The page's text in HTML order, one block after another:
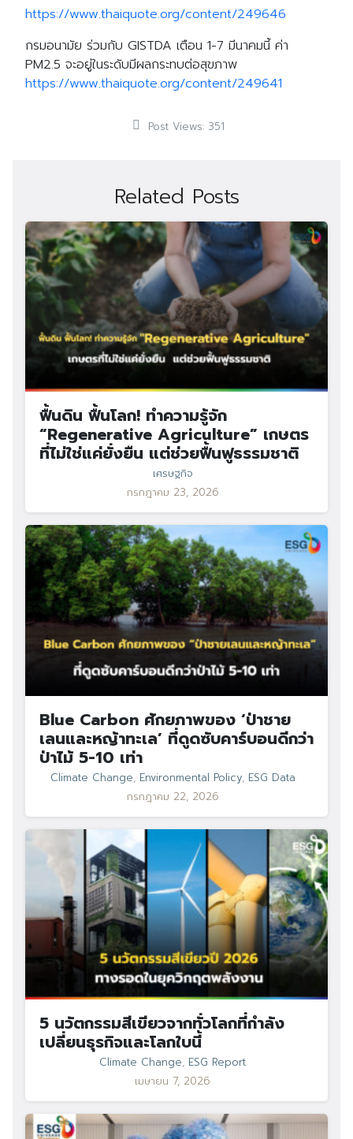
https://www.thaiquote.org/content/249646
กรมอนามัย ร่วมกับ GISTDA เตือน 1-7 มีนาคมนี้ ค่า
PM2.5 จะอยู่ในระดับมีผลกระทบต่อสุขภาพ
https://www.thaiquote.org/content/249641
Post Views: 351
Related Posts
ฟื้นดิน ฟื้นโลก! ทำความรู้จัก
“Regenerative Agriculture” เกษตร
ที่ไม่ใช่แค่ยั่งยืน แต่ช่วยฟื้นฟูธรรมชาติ
เศรษฐกิจ
กรกฎาคม 23, 2026
Blue Carbon ศักยภาพของ ‘ป่าชาย
เลนและหญ้าทะเล’ ที่ดูดซับคาร์บอนดีกว่า
ป่าไม้ 5-10 เท่า
Climate Change, Environmental Policy, ESG Data
กรกฎาคม 22, 2026
5 นวัตกรรมสีเขียวจากทั่วโลกที่กำลัง
เปลี่ยนธุรกิจและโลกใบนี้
Climate Change, ESG Report
เมษายน 7, 2026